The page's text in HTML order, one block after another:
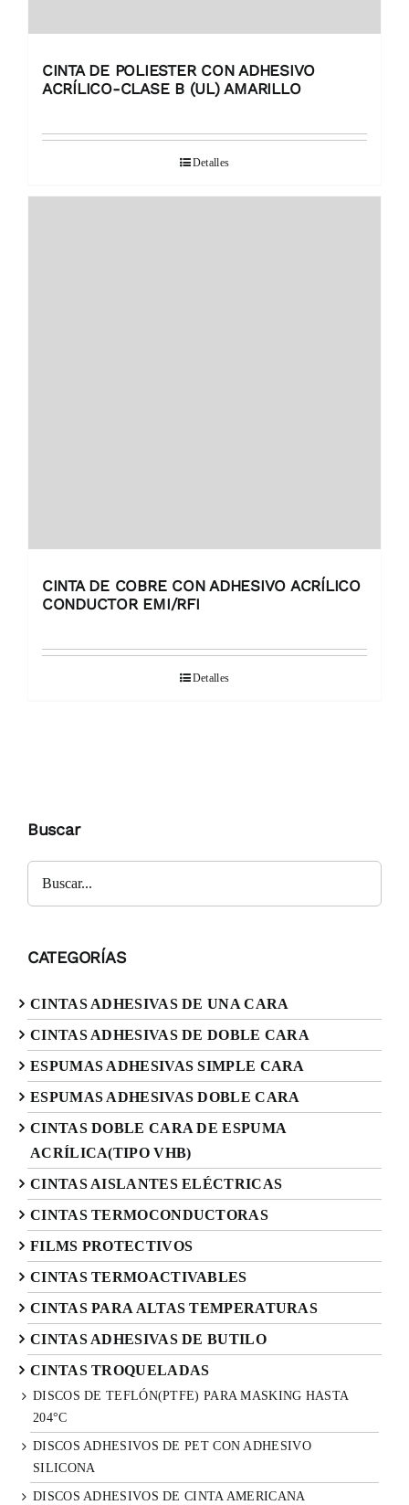
CINTA DE POLIESTER CON ADHESIVO
ACRÍLICO-CLASE B (UL) AMARILLO
Detalles
CINTA DE COBRE CON ADHESIVO ACRÍLICO
CONDUCTOR EMI/RFI
Detalles
Buscar
CATEGORÍAS
CINTAS ADHESIVAS DE UNA CARA
CINTAS ADHESIVAS DE DOBLE CARA
ESPUMAS ADHESIVAS SIMPLE CARA
ESPUMAS ADHESIVAS DOBLE CARA
CINTAS DOBLE CARA DE ESPUMA
ACRÍLICA(TIPO VHB)
CINTAS AISLANTES ELÉCTRICAS
CINTAS TERMOCONDUCTORAS
FILMS PROTECTIVOS
CINTAS TERMOACTIVABLES
CINTAS PARA ALTAS TEMPERATURAS
CINTAS ADHESIVAS DE BUTILO
CINTAS TROQUELADAS
DISCOS DE TEFLÓN(PTFE) PARA MASKING HASTA
204°C
DISCOS ADHESIVOS DE PET CON ADHESIVO
SILICONA
DISCOS ADHESIVOS DE CINTA AMERICANA